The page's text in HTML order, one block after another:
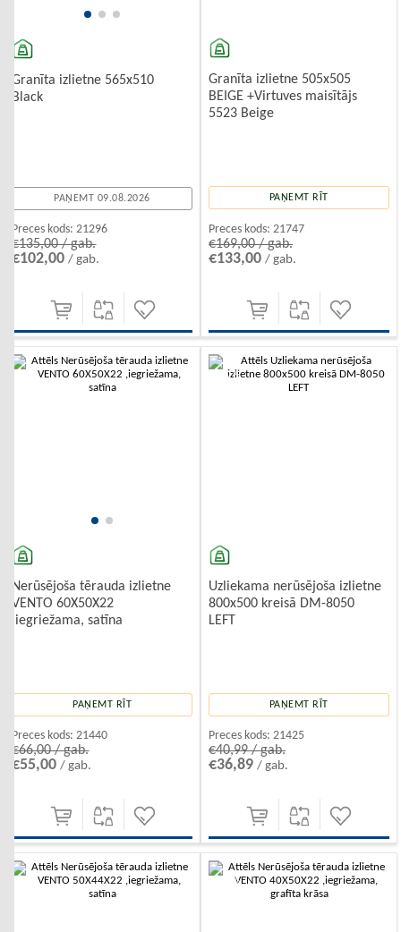
Granīta izlietne 565x510
Black
PAŅEMT 09.08.2026
Preces kods: 21296
€135,00 / gab.
€102,00/ gab.
Granīta izlietne 505x505
BEIGE +Virtuves maisītājs
5523 Beige
PAŅEMT RĪT
Preces kods: 21747
€169,00 / gab.
€133,00 / gab.
Nerūsējoša tērauda izlietne
VENTO 60X50X22
,iegriežama, satīna
PAŅEMT RĪT
Preces kods: 21440
€66,00 / gab.
€55,00/ gab.
-10%
Uzliekama nerūsējoša izlietne
800x500 kreisā DM-8050
LEFT
PAŅEMT RĪT
Preces kods: 21425
€40,99 / gab.
€36,89 / gab.
-10%